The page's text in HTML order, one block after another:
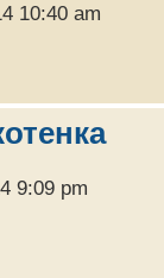
10:40 am
9:09 pm